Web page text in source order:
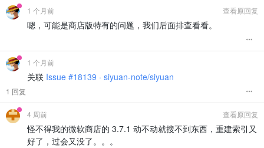
1 个月前 查看原回复
嗯，可能是商店版特有的问题，我们后面排查看看。
1 个月前
关联 Issue #18139 · siyuan-note/siyuan
1 回复
4 周前 查看原回复
怪不得我的微软商店的 3.7.1 动不动就搜不到东西，重建索引又
好了，过会又没了。。。